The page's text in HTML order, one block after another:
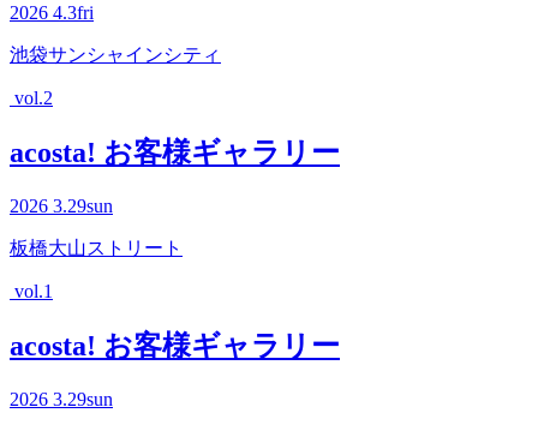
2026 4.3fri
池袋サンシャインシティ
vol.2
acosta! お客様ギャラリー
2026 3.29sun
板橋大山ストリート
vol.1
acosta! お客様ギャラリー
2026 3.29sun